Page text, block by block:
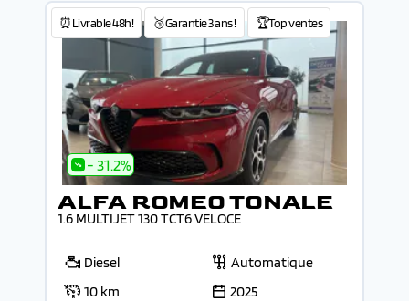
⏰Livrable 48h! 🥉Garantie 3 ans ! 🏆Top ventes
- 31.2%
ALFA ROMEO TONALE
1.6 MULTIJET 130 TCT6 VELOCE
Diesel
Automatique
10 km
2025